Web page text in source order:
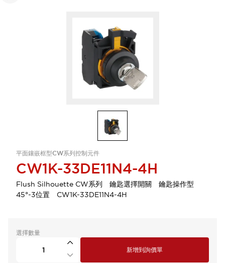
平面鑲嵌框型CW系列控制元件
CW1K-33DE11N4-4H
Flush Silhouette CW系列 鑰匙選擇開關 鑰匙操作型
45°-3位置 CW1K-33DE11N4-4H
選擇數量
新增到詢價單